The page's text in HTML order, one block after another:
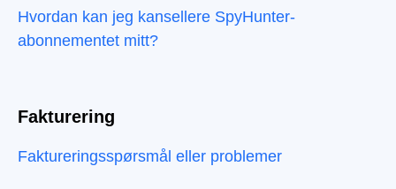
Hvordan kan jeg kansellere SpyHunter-
abonnementet mitt?
Fakturering
Faktureringsspørsmål eller problemer